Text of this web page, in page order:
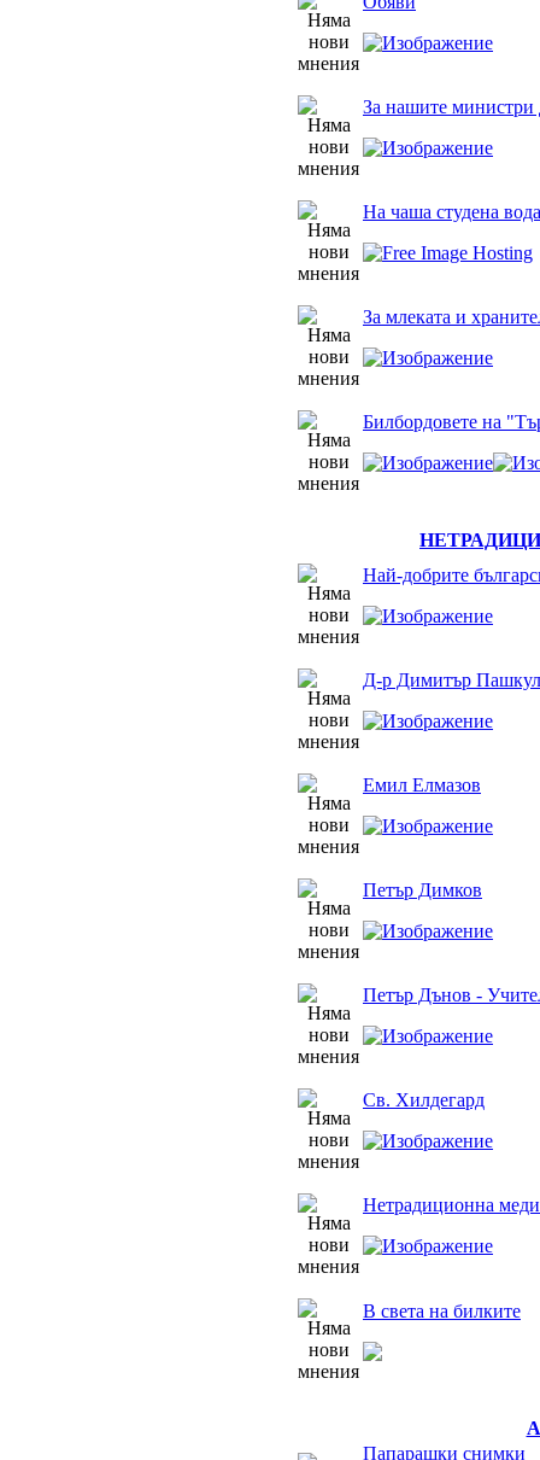
За нашите министри
На чаша студена вода
За млеката и
Билбордовете на
Най-добрите
Д-р Димитър
Емил Елмазов
Петър Димков
Петър Дънов -
Св. Хилдегард
Нетрадиционна
В света на билките
Папарашки снимки